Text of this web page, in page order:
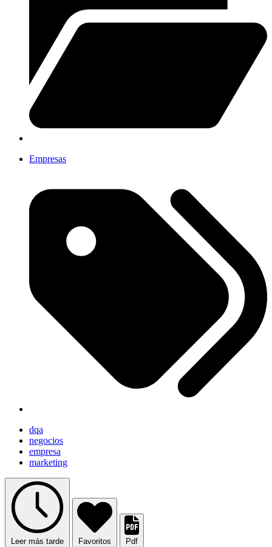
Empresas
dqa
negocios
empresa
marketing
Leer más tarde Favoritos Pdf